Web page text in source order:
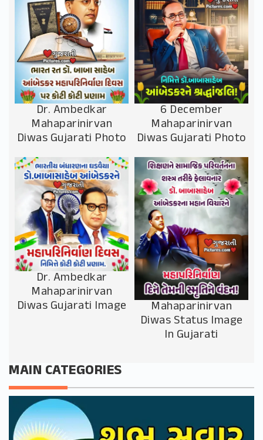
Dr. Ambedkar
Mahaparinirvan
Diwas Gujarati Photo
6 December
Mahaparinirvan
Diwas Gujarati Photo
Dr. Ambedkar
Mahaparinirvan
Diwas Gujarati Image Mahaparinirvan
Diwas Status Image
In Gujarati
MAIN CATEGORIES